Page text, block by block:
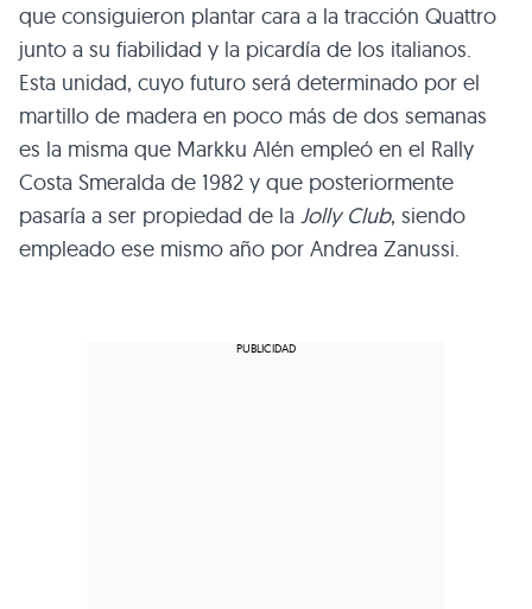
que consiguieron plantar cara a la tracción Quattro
junto a su fiabilidad y la picardía de los italianos.
Esta unidad, cuyo futuro será determinado por el
martillo de madera en poco más de dos semanas
es la misma que Markku Alén empleó en el Rally
Costa Smeralda de 1982 y que posteriormente
pasaría a ser propiedad de la Jolly Club, siendo
empleado ese mismo año por Andrea Zanussi.